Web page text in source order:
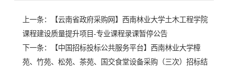
上一条：
【云南省政府采购网】西南林业大学土木工程学院
课程建设质量提升项目-专业课程录课暂停公告
下一条：
【中国招标投标公共服务平台】西南林业大学樟
苑、竹苑、松苑、茶苑、国交食堂设备采购（三次）招标结